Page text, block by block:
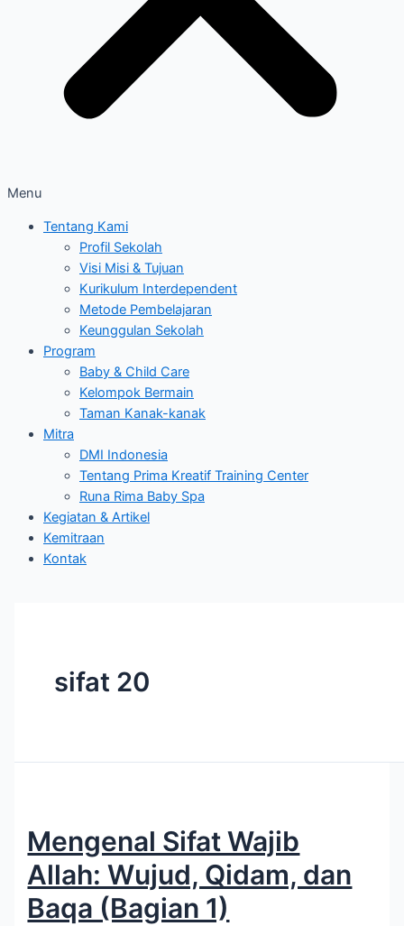
Menu
Tentang Kami
Profil Sekolah
Visi Misi & Tujuan
Kurikulum Interdependent
Metode Pembelajaran
Keunggulan Sekolah
Program
Baby & Child Care
Kelompok Bermain
Taman Kanak-kanak
Mitra
DMI Indonesia
Tentang Prima Kreatif Training Center
Runa Rima Baby Spa
Kegiatan & Artikel
Kemitraan
Kontak
sifat 20
Mengenal Sifat Wajib
Allah: Wujud, Qidam, dan
Baqa (Bagian 1)